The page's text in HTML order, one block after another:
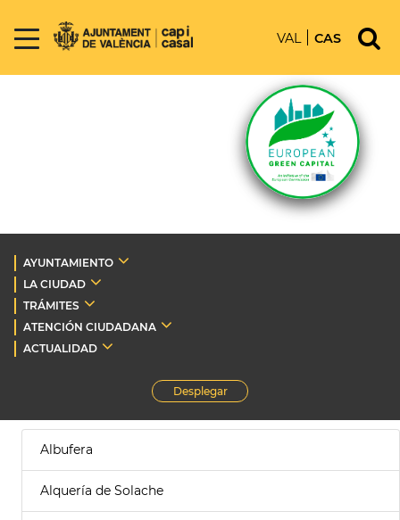
VAL CAS
AYUNTAMIENTO
LA CIUDAD
TRÁMITES
ATENCIÓN CIUDADANA
ACTUALIDAD
Desplegar
Albufera
Alquería de Solache